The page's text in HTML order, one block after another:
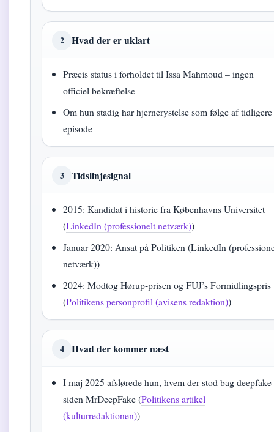
2 Hvad der er uklart
Præcis status i forholdet til Issa Mahmoud – ingen
officiel bekræftelse
Om hun stadig har hjernerystelse som følge af tidligere
episode
3 Tidslinjesignal
2015: Kandidat i historie fra Københavns Universitet
(LinkedIn (professionelt netværk))
Januar 2020: Ansat på Politiken (LinkedIn
netværk))
2024: Modtog Hørup-prisen og FUJ’s Formidlingspris
(Politikens personprofil (avisens redaktion))
4 Hvad der kommer næst
I maj 2025 afslørede hun, hvem der stod bag
siden MrDeepFake (Politikens artikel
(kulturredaktionen))